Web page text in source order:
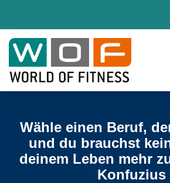
Wähle einen Beruf,
und du brauchst
deinem Leben mehr
Konfuzius